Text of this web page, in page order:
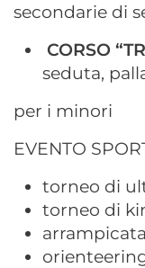
secondarie di
CORSO
seduta,
per i minori
EVENTO
torneo di
torneo di